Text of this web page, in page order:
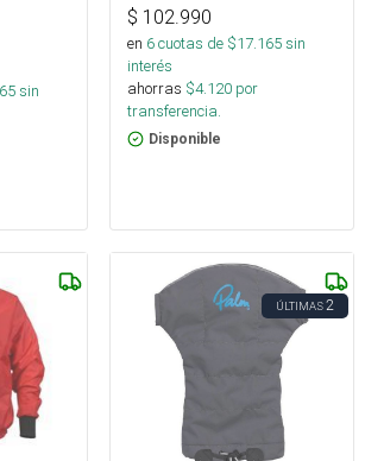
sin
$ 102.990
en 6cuotas de $17.165sin
interés
ahorras $4.120 por
transferencia.
Disponible
ÚLTIMAS2